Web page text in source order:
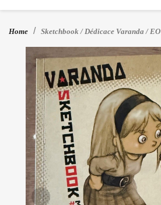
Home Sketchbook / Dédicace Varanda / EO
‹